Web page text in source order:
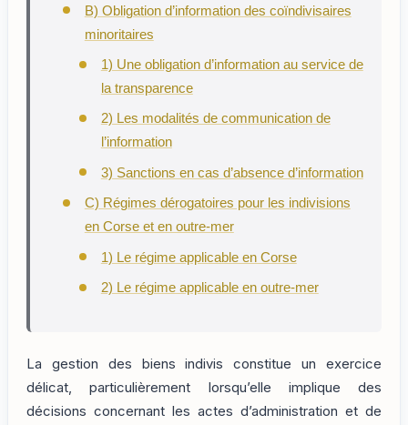
B) Obligation d’information des coïndivisaires
minoritaires
1) Une obligation d’information au service de
la transparence
2) Les modalités de communication de
l’information
3) Sanctions en cas d’absence d’information
C) Régimes dérogatoires pour les indivisions
en Corse et en outre-mer
1) Le régime applicable en Corse
2) Le régime applicable en outre-mer
La gestion des biens indivis constitue un exercice
délicat, particulièrement lorsqu’elle implique des
décisions concernant les actes d’administration et de